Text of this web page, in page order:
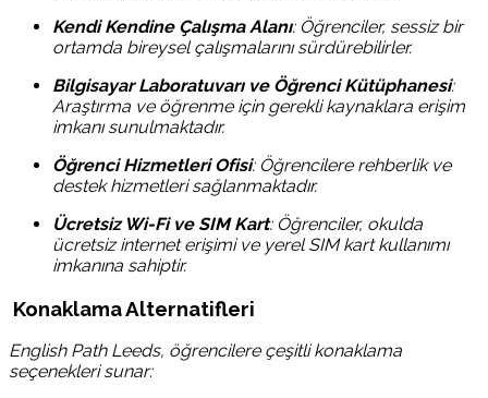
Kendi Kendine Çalışma Alanı: Öğrenciler, sessiz bir
ortamda bireysel çalışmalarını sürdürebilirler.
Bilgisayar Laboratuvarı ve Öğrenci Kütüphanesi:
Araştırma ve öğrenme için gerekli kaynaklara erişim
imkanı sunulmaktadır.
Öğrenci Hizmetleri Ofisi: Öğrencilere rehberlik ve
destek hizmetleri sağlanmaktadır.
Ücretsiz Wi-Fi ve SIM Kart: Öğrenciler, okulda
ücretsiz internet erişimi ve yerel SIM kart kullanımı
imkanına sahiptir.
Konaklama Alternatifleri
English Path Leeds, öğrencilere çeşitli konaklama
seçenekleri sunar: